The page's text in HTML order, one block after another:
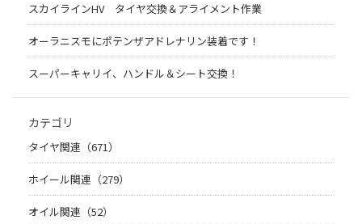
スカイラインHV タイヤ交換＆アライメント作業
オーラニスモにポテンザアドレナリン装着です！
スーパーキャリイ、ハンドル＆シート交換！
カテゴリ
タイヤ関連（671）
ホイール関連（279）
オイル関連（52）